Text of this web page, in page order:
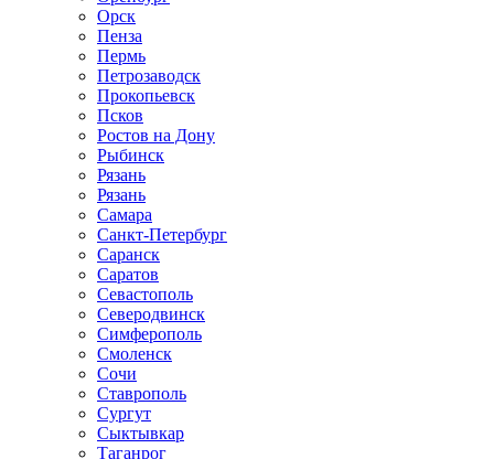
Орск
Пенза
Пермь
Петрозаводск
Прокопьевск
Псков
Ростов на Дону
Рыбинск
Рязань
Рязань
Самара
Санкт-Петербург
Саранск
Саратов
Севастополь
Северодвинск
Симферополь
Смоленск
Сочи
Ставрополь
Сургут
Сыктывкар
Таганрог